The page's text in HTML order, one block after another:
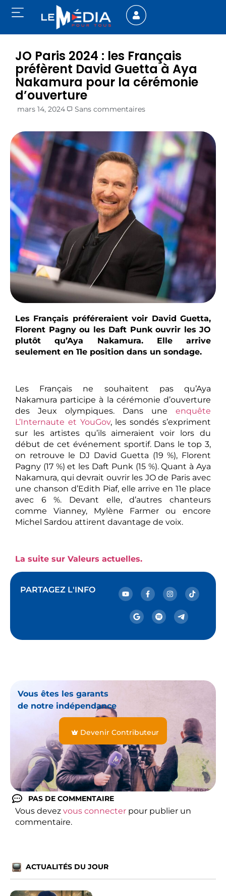
JO Paris 2024 : les Français
préfèrent David Guetta à Aya
Nakamura pour la cérémonie
d’ouverture
mars 14, 2024 Sans commentaires
Les Français préféreraient voir David Guetta,
Florent Pagny ou les Daft Punk ouvrir les JO
plutôt qu’Aya Nakamura. Elle arrive
seulement en 11e position dans un sondage.
Les Français ne souhaitent pas qu’Aya
Nakamura participe à la cérémonie d’ouverture
des Jeux olympiques. Dans une enquête
L’Internaute et YouGov, les sondés s’expriment
sur les artistes qu’ils aimeraient voir lors du
début de cet événement sportif. Dans le top 3,
on retrouve le DJ David Guetta (19 %), Florent
Pagny (17 %) et les Daft Punk (15 %). Quant à Aya
Nakamura, qui devrait ouvrir les JO de Paris avec
une chanson d’Edith Piaf, elle arrive en 11e place
avec 6 %. Devant elle, d’autres chanteurs
comme Vianney, Mylène Farmer ou encore
Michel Sardou attirent davantage de voix.
La suite sur Valeurs actuelles.
PARTAGEZ L'INFO
Vous êtes les garants
de notre indépendance
Devenir Contributeur
PAS DE COMMENTAIRE
Vous devez vous connecter pour publier un
commentaire.
ACTUALITÉS DU JOUR